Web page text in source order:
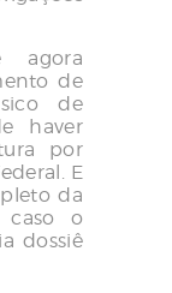
agora
de
de
haver
por
E
da
caso o
dossiê